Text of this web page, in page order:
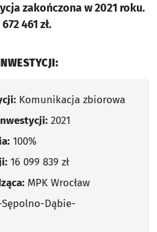
zakończona w 2021 roku.
461 zł.
Komunikacja zbiorowa
2021
100%
16 099 839 zł
MPK Wrocław
Dąbie-